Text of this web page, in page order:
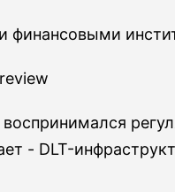
финансовыми
- DLT-